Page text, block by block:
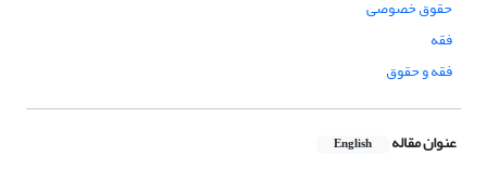
حقوق خصوصی
فقه
فقه و حقوق
عنوان مقاله English